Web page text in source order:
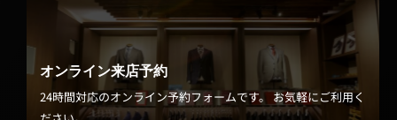
オンライン来店予約
24時間対応のオンライン予約フォームです。 お気軽にご利用く